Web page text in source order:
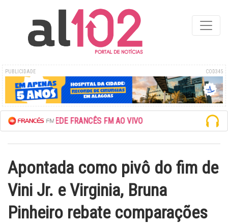
PUBLICIDADE COD345
ESCUTE A REDE FRANCÊS FM AO VIVO
Apontada como pivô do fim de
Vini Jr. e Virginia, Bruna
Pinheiro rebate comparações